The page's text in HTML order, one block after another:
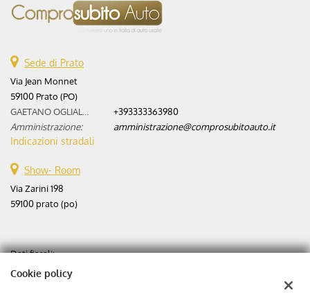
Sede di Prato
Via Jean Monnet
59100 Prato (PO)
+393333363980
Amministrazione:
amministrazione@comprosubitoauto.it
Indicazioni stradali
Show- Room
Via Zarini 198
59100 prato (po)
Dati fiscali:
Aste automobili srl
Cookie policy